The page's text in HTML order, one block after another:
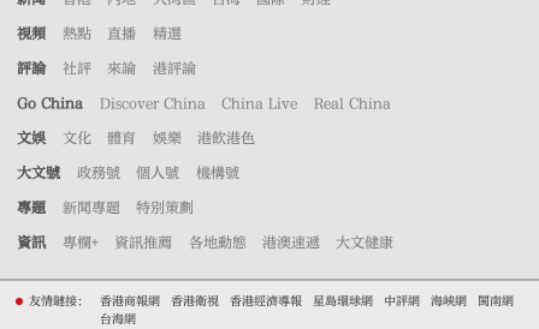
視頻 熱點 直播 精選
評論 社評 來論 港評論
Go China Discover China China Live Real China
文娛 文化 體育 娛樂 港飲港色
大文號 政務號 個人號 機構號
專題 新聞專題 特別策劃
資訊 專欄+ 資訊推薦 各地動態 港澳速遞 大文健康
友情鏈接： 香港商報網 香港衛視 香港經濟導報 星島環球網 中評網 海峽網
閩南網
台海網